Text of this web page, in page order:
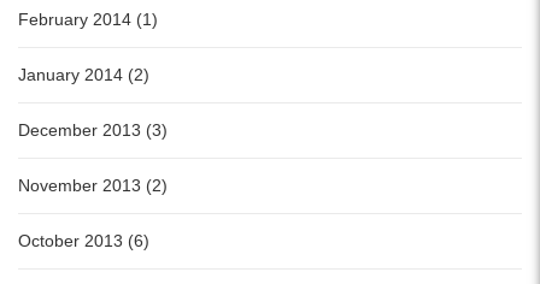
February 2014 (1)
January 2014 (2)
December 2013 (3)
November 2013 (2)
October 2013 (6)